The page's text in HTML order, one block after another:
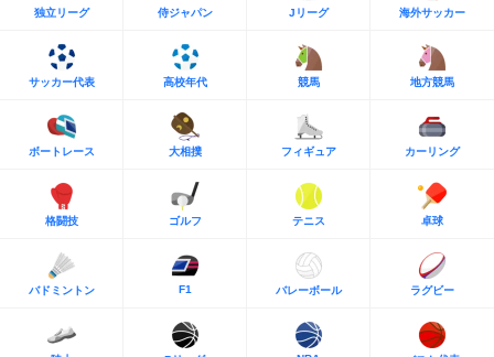
独立リーグ 侍ジャパン Jリーグ 海外サッカー
サッカー代表 高校年代 競馬 地方競馬
ボートレース 大相撲 フィギュア カーリング
格闘技 ゴルフ テニス 卓球
バドミントン F1 バレーボール ラグビー